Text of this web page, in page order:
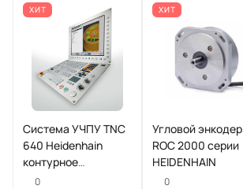
ХИТ
Система УЧПУ TNC
640 Heidenhain
контурное
управление для
0
ХИТ
Угловой энкодер
ROC 2000 серии
HEIDENHAIN
0